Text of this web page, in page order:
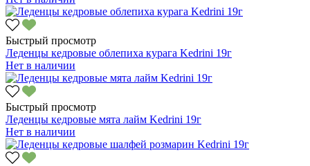
Быстрый просмотр
Леденцы кедровые облепиха курага Kedrini 19г
Нет в наличии
Быстрый просмотр
Леденцы кедровые мята лайм Kedrini 19г
Нет в наличии